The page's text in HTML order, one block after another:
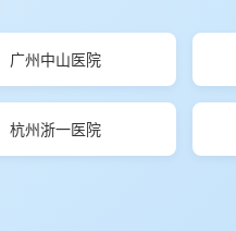
广州中山医院
杭州浙一医院